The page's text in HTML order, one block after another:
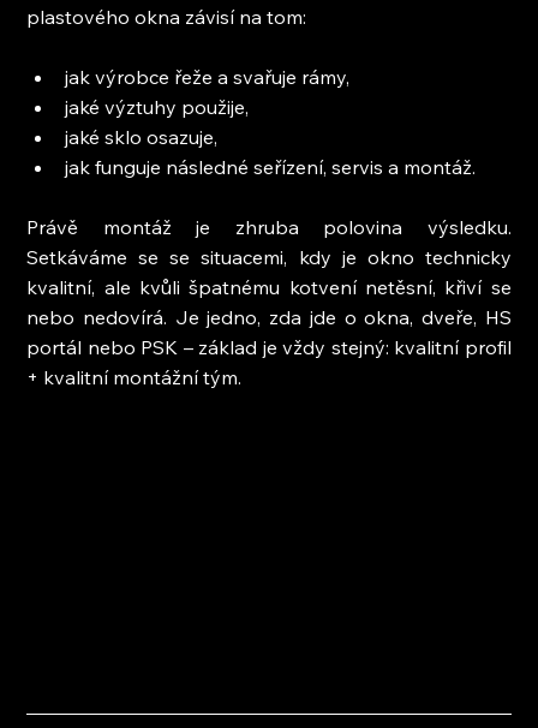
plastového okna závisí na tom:
jak výrobce řeže a svařuje rámy,
jaké výztuhy použije,
jaké sklo osazuje,
jak funguje následné seřízení, servis a montáž.
Právě montáž je zhruba polovina výsledku.
Setkáváme se se situacemi, kdy je okno technicky
kvalitní, ale kvůli špatnému kotvení netěsní, křiví se
nebo nedovírá. Je jedno, zda jde o okna, dveře, HS
portál nebo PSK – základ je vždy stejný: kvalitní profil
+ kvalitní montážní tým.